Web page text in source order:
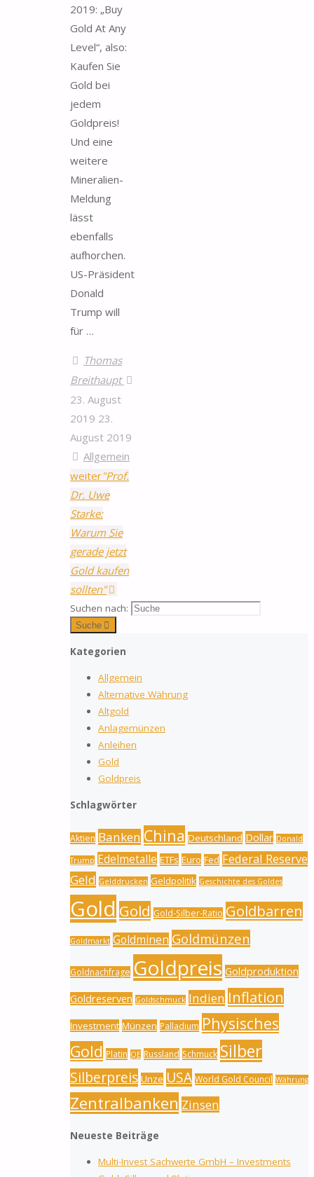
2019: „Buy
Gold At Any
Level“, also:
Kaufen Sie
Gold bei
jedem
Goldpreis!
Und eine
weitere
Mineralien-
Meldung
lässt
ebenfalls
aufhorchen.
US-Präsident
Donald
Trump will
für …
Thomas
Breithaupt
23. August
2019 23.
August 2019
Allgemein
weiter"Prof.
Dr. Uwe
Starke:
Warum Sie
gerade jetzt
Gold kaufen
sollten"
Suchen nach:
Suche
Kategorien
Allgemein
Alternative Währung
Altgold
Anlagemünzen
Anleihen
Gold
Goldpreis
Schlagwörter
Aktien Banken China Deutschland Dollar Donald
Trump Edelmetalle ETFs Euro Fed Federal Reserve
Geld Gelddrucken Geldpolitik Geschichte des Goldes
Gold Gold Gold-Silber-Ratio Goldbarren
Goldmarkt Goldminen Goldmünzen
Goldnachfrage Goldpreis Goldproduktion
Goldreserven Goldschmuck Indien Inflation
Investment Münzen Palladium Physisches
Gold Platin QE Russland Schmuck Silber
Silberpreis Unze USA World Gold Council Währung
Zentralbanken Zinsen
Neueste Beiträge
Multi-Invest Sachwerte GmbH – Investments